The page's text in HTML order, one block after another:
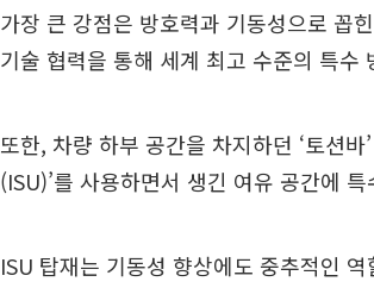
가장 큰 강점은 방호력과 기동성으로 꼽
기술 협력을 통해 세계 최고 수준의 특수
또한, 차량 하부 공간을 차지하던 ‘토션
(ISU)’를 사용하면서 생긴 여유 공간에
ISU 탑재는 기동성 향상에도 중추적인